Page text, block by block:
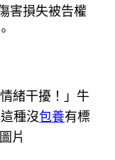
害損失被告權
緒干擾！」牛
種沒包養有標